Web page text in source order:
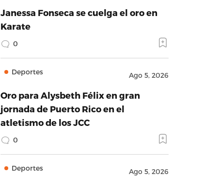
Janessa Fonseca se cuelga el oro en
Karate
0
Deportes Ago 5, 2026
Oro para Alysbeth Félix en gran
jornada de Puerto Rico en el
atletismo de los JCC
0
Deportes Ago 5, 2026